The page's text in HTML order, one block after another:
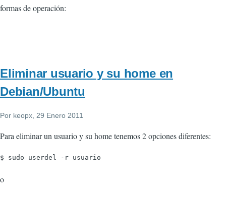
formas de operación:
Eliminar usuario y su home en
Debian/Ubuntu
Por keopx , 29 Enero 2011
Para eliminar un usuario y su home tenemos 2 opciones diferentes:
$ sudo userdel -r usuario
o